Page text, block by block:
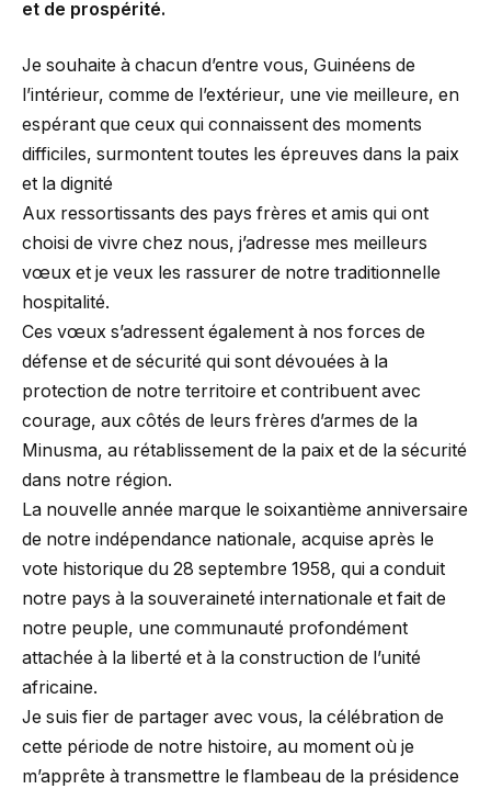
et de prospérité.
Je souhaite à chacun d’entre vous, Guinéens de
l’intérieur, comme de l’extérieur, une vie meilleure, en
espérant que ceux qui connaissent des moments
difficiles, surmontent toutes les épreuves dans la paix
et la dignité
Aux ressortissants des pays frères et amis qui ont
choisi de vivre chez nous, j’adresse mes meilleurs
vœux et je veux les rassurer de notre traditionnelle
hospitalité.
Ces vœux s’adressent également à nos forces de
défense et de sécurité qui sont dévouées à la
protection de notre territoire et contribuent avec
courage, aux côtés de leurs frères d’armes de la
Minusma, au rétablissement de la paix et de la sécurité
dans notre région.
La nouvelle année marque le soixantième anniversaire
de notre indépendance nationale, acquise après le
vote historique du 28 septembre 1958, qui a conduit
notre pays à la souveraineté internationale et fait de
notre peuple, une communauté profondément
attachée à la liberté et à la construction de l’unité
africaine.
Je suis fier de partager avec vous, la célébration de
cette période de notre histoire, au moment où je
m’apprête à transmettre le flambeau de la présidence